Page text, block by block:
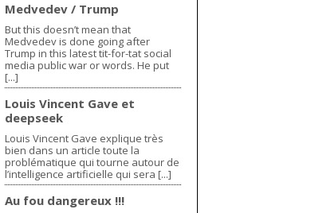
Medvedev / Trump
But this doesn’t mean that
Medvedev is done going after
Trump in this latest tit-for-tat social
media public war or words. He put
[...]
Louis Vincent Gave et
deepseek
Louis Vincent Gave explique très
bien dans un article toute la
problématique qui tourne autour de
l’intelligence artificielle qui sera [...]
Au fou dangereux !!!